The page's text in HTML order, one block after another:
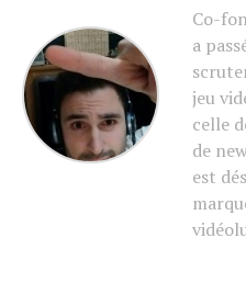
Co-
a
jeu
celle
de
est